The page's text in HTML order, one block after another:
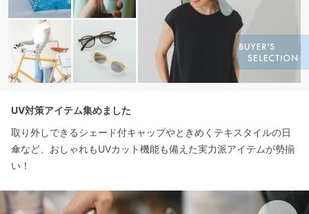
UV対策アイテム集めました
取り外しできるシェード付キャップやときめくテキスタイルの日
傘など、おしゃれもUVカット機能も備えた実力派アイテムが勢揃
い！